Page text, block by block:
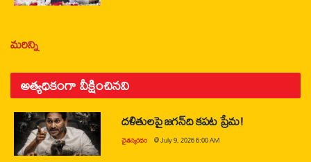
మరిన్ని
అత్యధికంగా వీక్షించినవి
దళితులపై జగన్‌ది కపట ప్రేమ!
చైతన్యరధం @July 9, 2026 6:00 AM